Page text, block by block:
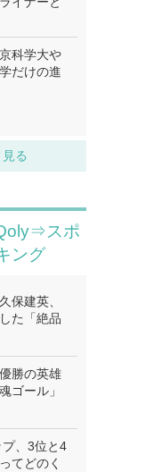
科学大や
だけの進
る
スポ
ング
保建英、
た「絶品
勝の英雄
ゴール」
、3位と4
てどのく